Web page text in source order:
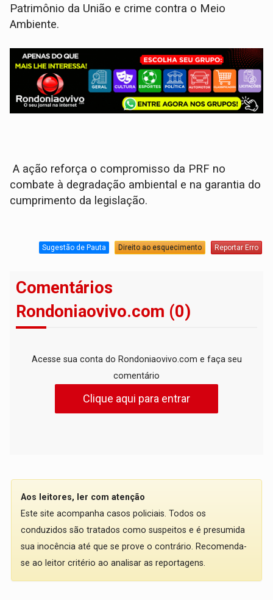
Patrimônio da União e crime contra o Meio
Ambiente.
A ação reforça o compromisso da PRF no
combate à degradação ambiental e na garantia do
cumprimento da legislação.
Sugestão de Pauta Direito ao esquecimento Reportar Erro
Comentários
Rondoniaovivo.com (0)
Acesse sua conta do Rondoniaovivo.com e faça seu
comentário
Clique aqui para entrar
Aos leitores, ler com atenção
Este site acompanha casos policiais. Todos os
conduzidos são tratados como suspeitos e é presumida
sua inocência até que se prove o contrário. Recomenda-
se ao leitor critério ao analisar as reportagens.